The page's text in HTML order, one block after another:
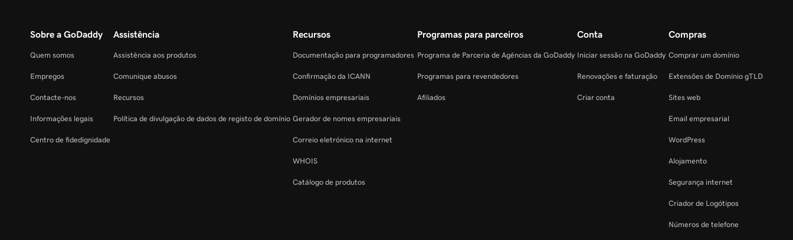
Sobre a GoDaddy
Quem somos
Empregos
Contacte-nos
Informações legais
Centro de fidedignidade
Assistência
Assistência aos produtos
Comunique abusos
Recursos
Política de divulgação de dados de registo de domínio
Recursos
Documentação para programadores
Confirmação da ICANN
Domínios empresariais
Gerador de nomes empresariais
Correio eletrónico na internet
WHOIS
Catálogo de produtos
Programas para parceiros
Programa de Parceria de Agências da GoDaddy
Programas para revendedores
Afiliados
Conta
Iniciar sessão na GoDaddy
Renovações e faturação
Criar conta
Compras
Comprar um domínio
Extensões de Domínio gTLD
Sites web
Email empresarial
WordPress
Alojamento
Segurança internet
Criador de Logótipos
Números de telefone